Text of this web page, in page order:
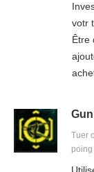
votr
Être
Tuer